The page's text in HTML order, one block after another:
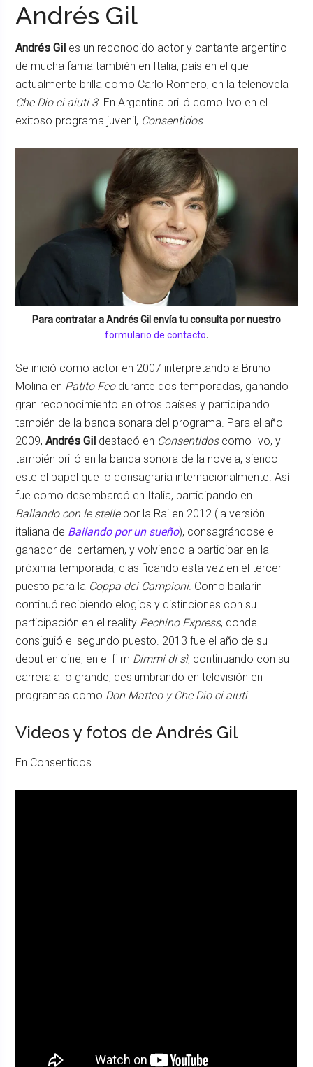
Andrés Gil
Andrés Gil es un reconocido actor y cantante argentino
de mucha fama también en Italia, país en el que
actualmente brilla como Carlo Romero, en la telenovela
Che Dio ci aiuti 3. En Argentina brilló como Ivo en el
exitoso programa juvenil, Consentidos.
Para contratar aAndrés Gil envía tu consulta por nuestro
formulario de contacto.
Se inició como actor en 2007 interpretando a Bruno
Molina en Patito Feodurante dos temporadas, ganando
gran reconocimiento en otros países y participando
también de la banda sonara del programa. Para el año
2009,Andrés Gil destacó en Consentidoscomo Ivo, y
también brilló en la banda sonora de la novela, siendo
este el papel que lo consagraría internacionalmente. Así
fue como desembarcó en Italia, participando en
Ballando con le stellepor la Rai en 2012 (la versión
italiana de Bailando por un sueño), consagrándose el
ganador del certamen, y volviendo a participar en la
próxima temporada, clasificando esta vez en el tercer
puesto para la Coppa dei Campioni. Como bailarín
continuó recibiendo elogios y distinciones con su
participación en el reality Pechino Express, donde
consiguió el segundo puesto. 2013 fue el año de su
debut en cine, en el film Dimmi di sì, continuando con su
carrera a lo grande, deslumbrando en televisión en
programas como Don Matteo y Che Dio ci aiuti.
Videos y fotos de Andrés Gil
En Consentidos